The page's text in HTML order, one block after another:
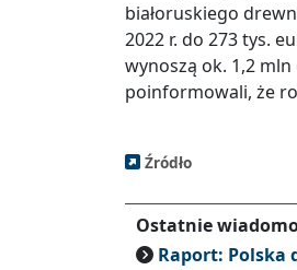
białoruskiego
2022 r. do 273 tys.
wynoszą ok. 1,2 mln
poinformowali, że
Źródło
Ostatnie
Raport: Polska